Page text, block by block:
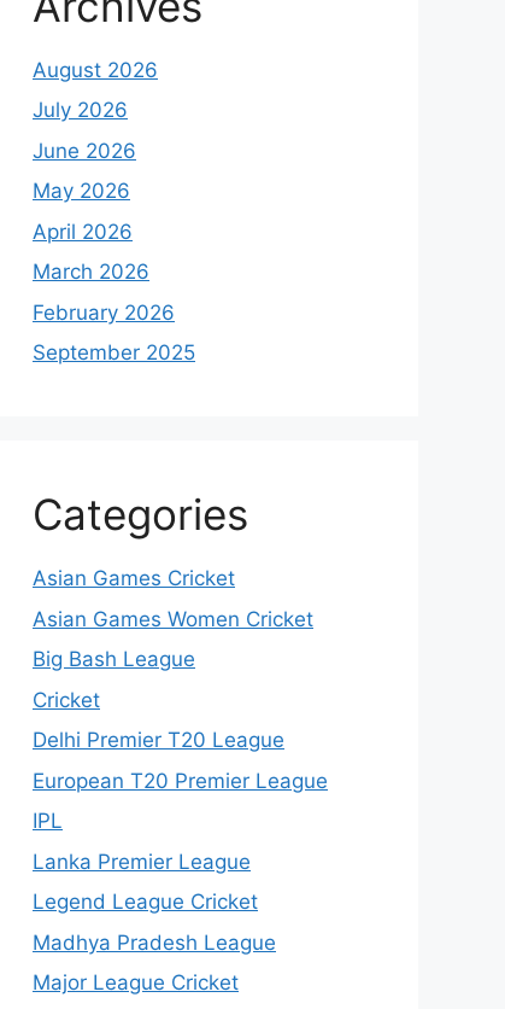
August 2026
July 2026
June 2026
May 2026
April 2026
March 2026
February 2026
September 2025
Categories
Asian Games Cricket
Asian Games Women Cricket
Big Bash League
Cricket
Delhi Premier T20 League
European T20 Premier League
IPL
Lanka Premier League
Legend League Cricket
Madhya Pradesh League
Major League Cricket